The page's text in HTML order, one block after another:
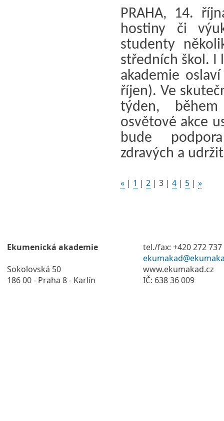
PRAHA, 14.
hostiny či
studenty
středních škol. I
akademie
říjen). Ve
týden,
osvětové akce
bude
zdravých a
« | 1 | 2 | 3 | 4 | 5 | »
Ekumenická akademie
Sokolovská 50
186 00 - Praha 8 - Karlín
tel./fax: +420 272 737
www.ekumakad.cz
IČ: 638 36 009